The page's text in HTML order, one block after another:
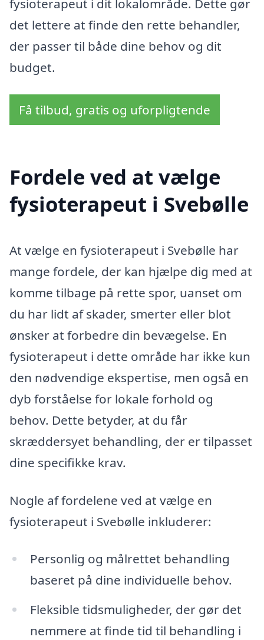
fysioterapeut i dit lokalområde. Dette gør
det lettere at finde den rette behandler,
der passer til både dine behov og dit
budget.
Få tilbud, gratis og uforpligtende
Fordele ved at vælge
fysioterapeut i Svebølle
At vælge en fysioterapeut i Svebølle har
mange fordele, der kan hjælpe dig med at
komme tilbage på rette spor, uanset om
du har lidt af skader, smerter eller blot
ønsker at forbedre din bevægelse. En
fysioterapeut i dette område har ikke kun
den nødvendige ekspertise, men også en
dyb forståelse for lokale forhold og
behov. Dette betyder, at du får
skræddersyet behandling, der er tilpasset
dine specifikke krav.
Nogle af fordelene ved at vælge en
fysioterapeut i Svebølle inkluderer:
Personlig og målrettet behandling
baseret på dine individuelle behov.
Fleksible tidsmuligheder, der gør det
nemmere at finde tid til behandling i